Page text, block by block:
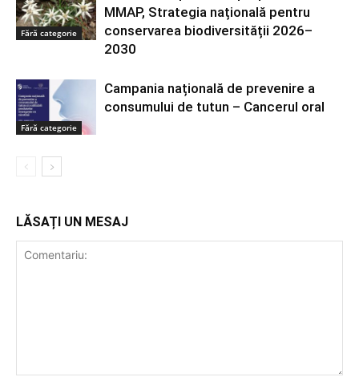
Fără categorie
MMAP, Strategia națională pentru
conservarea biodiversității 2026–
2030
Fără categorie
Campania națională de prevenire a
consumului de tutun – Cancerul oral
LĂSAȚI UN MESAJ